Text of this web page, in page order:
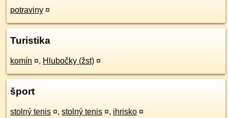
potraviny ¤
Turistika
komín ¤, Hlubočky (žst) ¤
šport
stolný tenis ¤, stolný tenis ¤, ihrisko ¤